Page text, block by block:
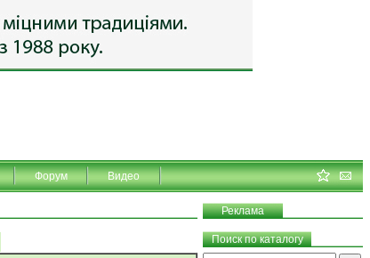
Форум Видео
Реклама
Поиск по каталогу